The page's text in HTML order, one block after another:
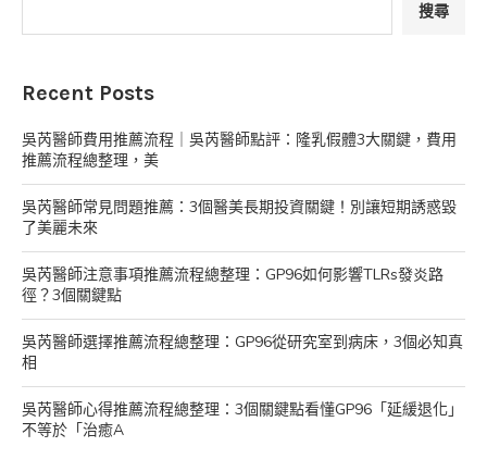
搜尋
Recent Posts
吳芮醫師費用推薦流程｜吳芮醫師點評：隆乳假體3大關鍵，費用
推薦流程總整理，美
吳芮醫師常見問題推薦：3個醫美長期投資關鍵！別讓短期誘惑毀
了美麗未來
吳芮醫師注意事項推薦流程總整理：GP96如何影響TLRs發炎路
徑？3個關鍵點
吳芮醫師選擇推薦流程總整理：GP96從研究室到病床，3個必知真
相
吳芮醫師心得推薦流程總整理：3個關鍵點看懂GP96「延緩退化」
不等於「治癒A